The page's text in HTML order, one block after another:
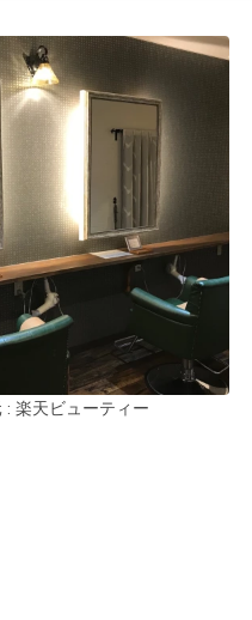
: 楽天ビューティー